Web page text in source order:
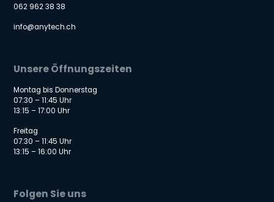
062 962 38 38
info@anytech.ch
Unsere Öffnungszeiten
Montag bis Donnerstag
07:30 – 11:45 Uhr
13:15 – 17:00 Uhr
Freitag
07:30 – 11:45 Uhr
13:15 – 16:00 Uhr
Folgen Sie uns